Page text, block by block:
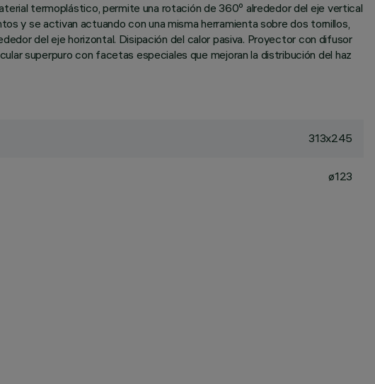
termoplástico, permite una rotación de 360º alrededor del eje vertical
y se activan actuando con una misma herramienta sobre dos tornillos,
del eje horizontal. Disipación del calor pasiva. Proyector con difusor
superpuro con facetas especiales que mejoran la distribución del haz
313x245
ø123